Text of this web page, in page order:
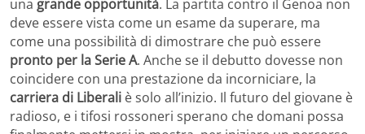
una grande opportunità. La partita contro il Genoa non
deve essere vista come un esame da superare, ma
come una possibilità di dimostrare che può essere
pronto per la Serie A. Anche se il debutto dovesse non
coincidere con una prestazione da incorniciare, la
carriera di Liberali è solo all’inizio. Il futuro del giovane è
radioso, e i tifosi rossoneri sperano che domani possa